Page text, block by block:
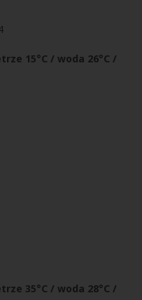
15°C / woda 26°C /
35°C / woda 28°C /